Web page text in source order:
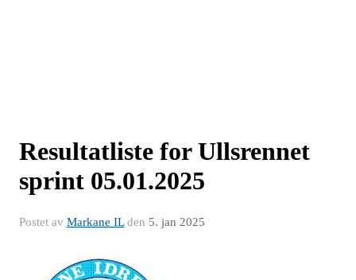
Resultatliste for Ullsrennet
sprint 05.01.2025
Postet av Markane ILden 5. jan 2025